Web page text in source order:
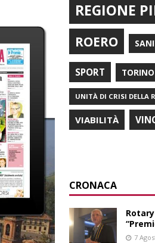
REGIONE
ROERO
SPORT TORINO
UNITÀ DI CRISI DELLA
VIABILITÀ
CRONACA
7